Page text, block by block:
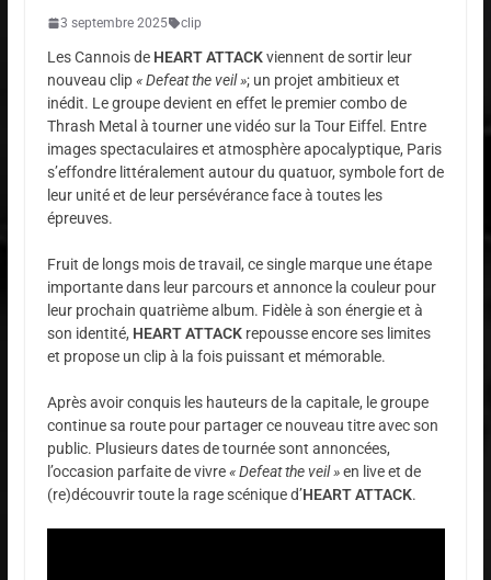
3 septembre 2025 clip
Les Cannois de HEART ATTACKviennent de sortir leur
nouveau clip« Defeat the veil »; un projet ambitieux et
inédit. Le groupe devient en effet le premier combo de
Thrash Metal à tourner une vidéo sur la Tour Eiffel. Entre
images spectaculaires et atmosphère apocalyptique, Paris
s’effondre littéralement autour du quatuor, symbole fort de
leur unité et de leur persévérance face à toutes les
épreuves.
Fruit de longs mois de travail, ce single marque une étape
importante dans leur parcours et annonce la couleur pour
leur prochain quatrième album. Fidèle à son énergie et à
son identité, HEART ATTACKrepousse encore ses limites
et propose un clip à la fois puissant et mémorable.
Après avoir conquis les hauteurs de la capitale, le groupe
continue sa route pour partager ce nouveau titre avec son
public. Plusieurs dates de tournée sont annoncées,
l’occasion parfaite de vivre« Defeat the veil »en live et de
(re)découvrir toute la rage scénique d’HEART ATTACK.